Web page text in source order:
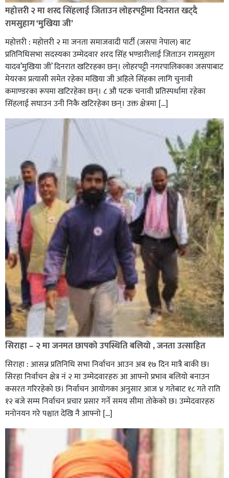
रेडक्रस सिराहा द्वारा सम्मानित
सिराहाको औरहीमा जेन-जी भेला सम्पन्न
महोत्तरी २ मा शरद सिंहलाई जिताउन लोहरपट्टीमा दिनरात खट्दै
रामसुहाग ‘मुखिया जी’
महोत्तरी : महोत्तरी २ मा जनता समाजवादी पार्टी (जसपा नेपाल) बाट
प्रतिनिधिसभा सदस्यका उम्मेदवार शरद सिंह भण्डारीलाई जिताउन रामसुहाग
यादव’मुखिया जी’ दिनरात खटिरहका छन्। लोहरपट्टी नगरपालिकाका जसपाबाट
मेयरका प्रत्यासी समेत रहेका मखिया जी अहिले सिंहका लागि चुनावी
कमाण्डरका रूपमा खटिरहेका छन्। ८ औ पटक चनावी प्रतिस्पर्धामा रहेका
सिंहलाई सघाउन उनी निकै खटिरहेका छन्। उक्त क्षेत्रमा […]
सिराहा – २ मा जनमत छापको उपस्थिति बलियो , जनता उत्साहित
सिराहा : आसन्न प्रतिनिधि सभा निर्वाचन आउन अब १७ दिन मात्रै बाकी छ।
सिरहा निर्वाचन क्षेत्र नं २ मा उम्मेदवारहरु आ आफ्नो प्रभाव बलियो बनाउन
कसरत गरिरहेको छ। निर्वाचन आयोगका अनुसार आज ४ गतेबाट १८ गते राति
१२ बजे सम्म निर्वाचन प्रचार प्रसार गर्ने समय सीमा तोकेको छ। उम्मेदवारहरु
मनोनयन गरे पश्चात देखि नै आफ्नो […]